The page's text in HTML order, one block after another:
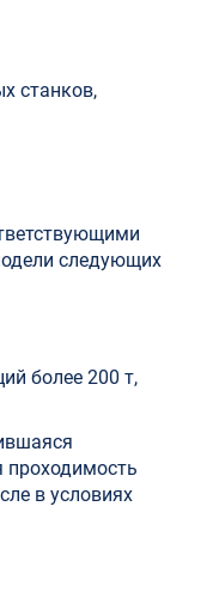
станков,
следующих
более 200 т,
в условиях